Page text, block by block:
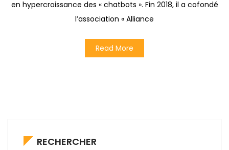
en hypercroissance des « chatbots ». Fin 2018, il a cofondé
l’association « Alliance
Read More
RECHERCHER